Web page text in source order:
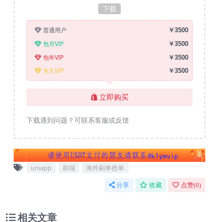
下载
普通用户 ￥3500
包月VIP ￥3500
包年VIP ￥3500
永久VIP ￥3500
立即购买
下载遇到问题？可联系客服或反馈
uniapp 前端 海外刷单抢单
分享 收藏 点赞(0)
相关文章